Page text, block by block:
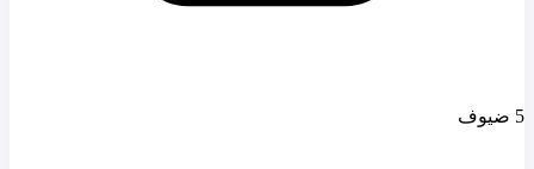
5 ضيوف